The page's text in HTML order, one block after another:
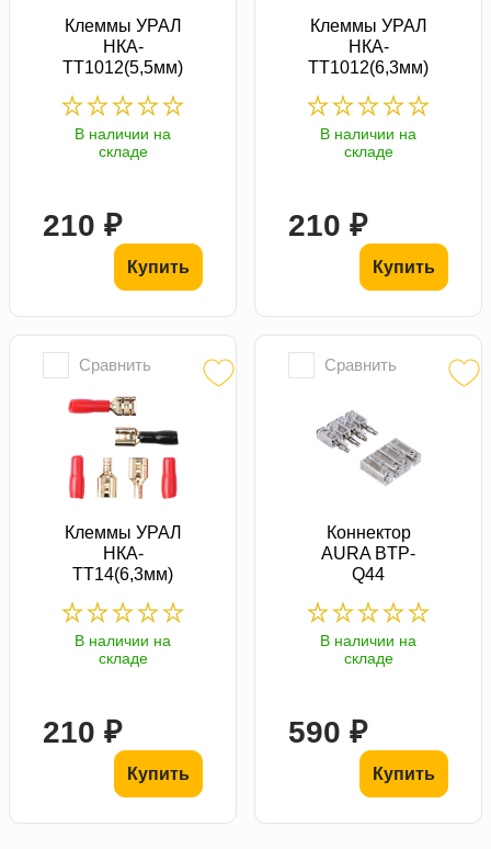
Клеммы УРАЛ
НКА-
ТТ1012(5,5мм)
В наличии на
складе
210 ₽
Купить
Клеммы УРАЛ
НКА-
ТТ1012(6,3мм)
В наличии на
складе
210 ₽
Купить
Сравнить
Клеммы УРАЛ
НКА-
ТТ14(6,3мм)
В наличии на
складе
210 ₽
Купить
Сравнить
Коннектор
AURA BTP-
Q44
В наличии на
складе
590 ₽
Купить